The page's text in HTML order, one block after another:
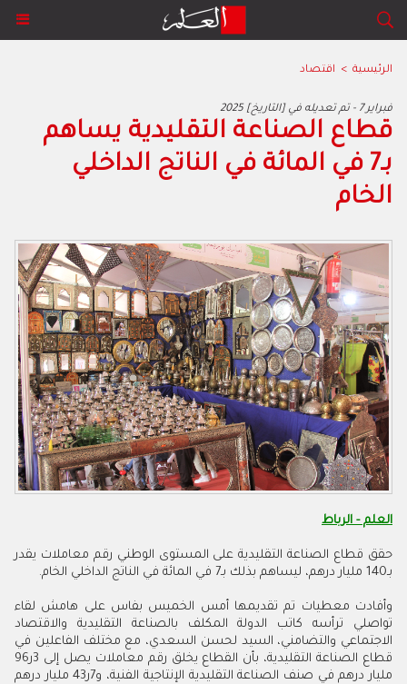
الرئيسية > اقتصاد
2025 فبراير 7 - تم تعديله في [التاريخ]
قطاع الصناعة التقليدية يساهم
بـ7 في المائة في الناتج الداخلي
الخام
العلم - الرباط
حقق قطاع الصناعة التقليدية على المستوى الوطني رقم معاملات يقدر
بـ140 مليار درهم، ل
يساهم بذلك بـ7 في المائة في الناتج الداخلي الخام.
وأفادت معطيات تم تقديمها أمس الخميس بفاس على هامش لقاء
تواصلي ترأسه كاتب الدولة المكلف بالصناعة التقليدية والاقتصاد
الاجتماعي والتضامني، السيد لحسن السعدي، مع مختلف الفاعلين في
قطاع الصناعة التقليدية، بأن القطاع يخلق رقم معاملات يصل إلى 3ر96
مليار درهم في صنف الصناعة التقليدية الإنتاجية الفنية، و7ر43 مليار درهم